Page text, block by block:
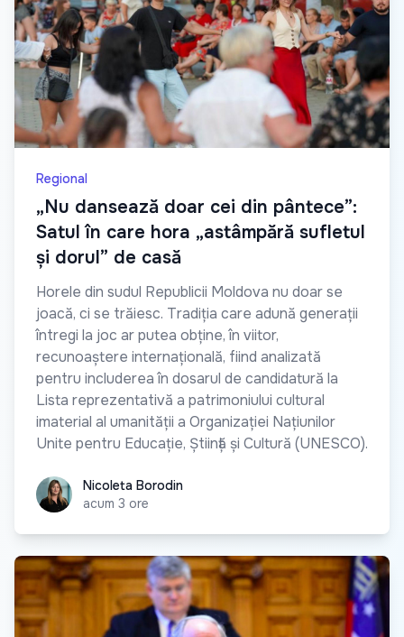
Regional
„Nu dansează doar cei din pântece”:
Satul în care hora „astâmpără sufletul
și dorul” de casă
Horele din sudul Republicii Moldova nu doar se
joacă, ci se trăiesc. Tradiția care adună generații
întregi la joc ar putea obține, în viitor,
recunoaștere internațională, fiind analizată
pentru includerea în dosarul de candidatură la
Lista reprezentativă a patrimoniului cultural
imaterial al umanității a Organizației Națiunilor
Unite pentru Educație, Știință și Cultură (UNESCO).
Nicoleta Borodin
Nicoleta Borodin
acum 3 ore